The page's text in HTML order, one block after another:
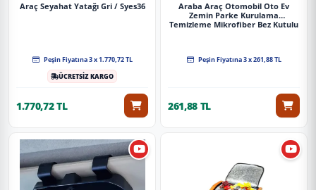
Araç Seyahat Yatağı Gri / Syes36
Peşin Fiyatına 3 x 1.770,72 TL
ÜCRETSİZ KARGO
1.770,72 TL
Araba Araç Otomobil Oto Ev
Zemin Parke Kurulama
Temizleme Mikrofiber Bez Kutulu
Peşin Fiyatına 3 x 261,88 TL
261,88 TL